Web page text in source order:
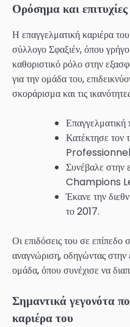
Ορόσημα και
Η επαγγελματική καριέρα
σύλλογο Σφαξιέν, όπου
καθοριστικό ρόλο στην
για την ομάδα του,
σκοράρισμα και τις
Επαγγελματική
Κατέκτησε τον
Συνέβαλε στην
Champions
Έκανε την
το 2017.
Οι επιδόσεις του σε
αναγνώριση, οδηγώντας στην
ομάδα, όπου συνέχισε να
Σημαντικά γεγονότα
καριέρα του